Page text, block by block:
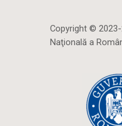
Copyright ©
Naţională a